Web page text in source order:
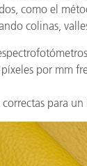
como el
colinas,
por mm
para